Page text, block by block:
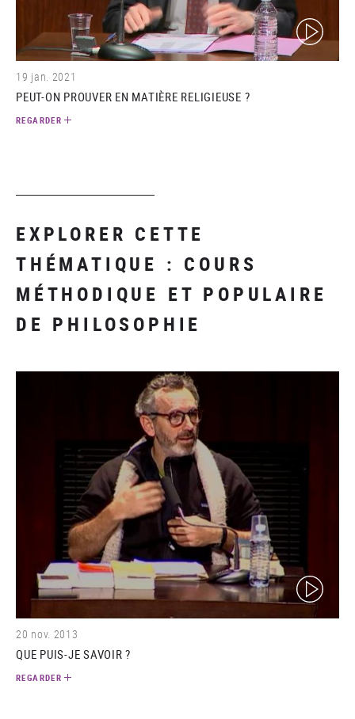
(video)
19 jan. 2021
PEUT-ON PROUVER EN MATIÈRE RELIGIEUSE ?
REGARDER
EXPLORER CETTE
THÉMATIQUE : COURS
MÉTHODIQUE ET POPULAIRE
DE PHILOSOPHIE
(video)
20 nov. 2013
QUE PUIS-JE SAVOIR ?
REGARDER